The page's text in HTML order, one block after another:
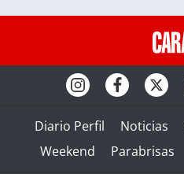
Diario Perfil Noticias
Weekend
Parabrisas